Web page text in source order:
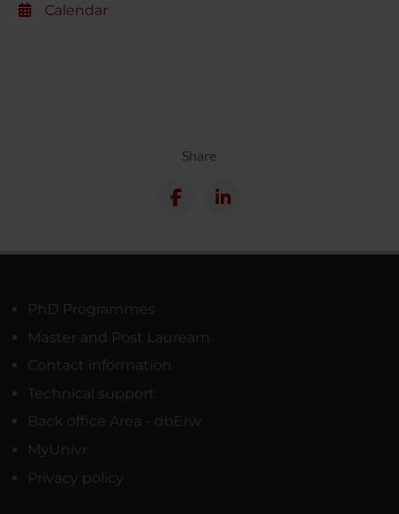
Calendar
Share
PhD Programmes
Master and Post Lauream
Contact information
Technical support
Back office Area - dbErw
MyUnivr
Privacy policy